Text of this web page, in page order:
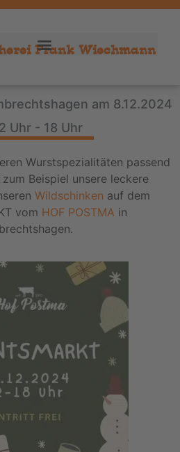
Frank Wiechmann
am 8.12.2024
Uhr - 18 Uhr
Wurstspezialitäten passend
Beispiel unsere leckere
Wildschinken auf dem
vom HOF POSTMA in